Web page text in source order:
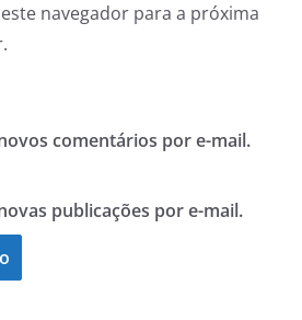
navegador para a próxima
comentários por e-mail.
publicações por e-mail.